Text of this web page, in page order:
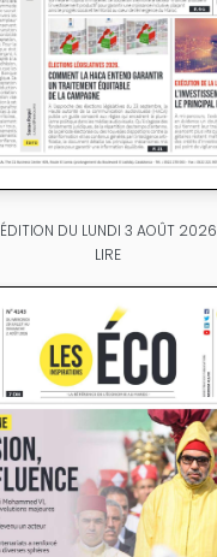
ÉDITION DU LUNDI 3 AOÛT 2026
LIRE